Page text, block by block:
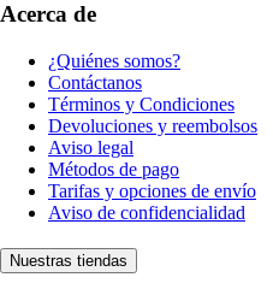
Acerca de
¿Quiénes somos?
Contáctanos
Términos y Condiciones
Devoluciones y reembolsos
Aviso legal
Métodos de pago
Tarifas y opciones de envío
Aviso de confidencialidad
Nuestras tiendas